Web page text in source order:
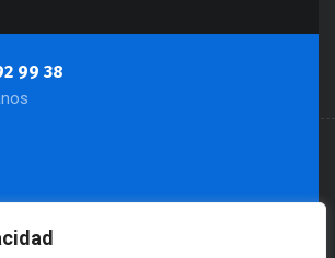
99 38
Paseo de Almería, 45, 3º-1